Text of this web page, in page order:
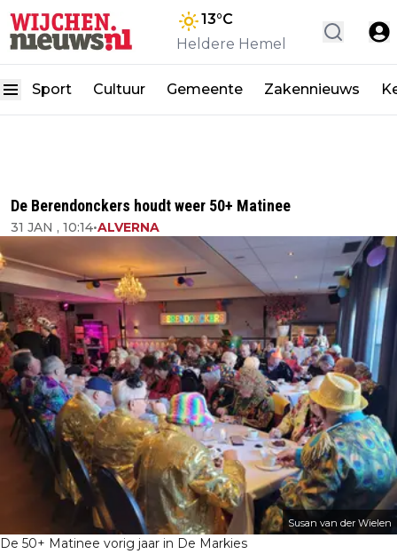
13°C
Heldere Hemel
Sport Cultuur Gemeente Zakennieuws
De Berendonckers houdt weer 50+ Matinee
31 JAN , 10:14•ALVERNA
Susan van der Wielen
De 50+ Matinee vorig jaar in De Markies